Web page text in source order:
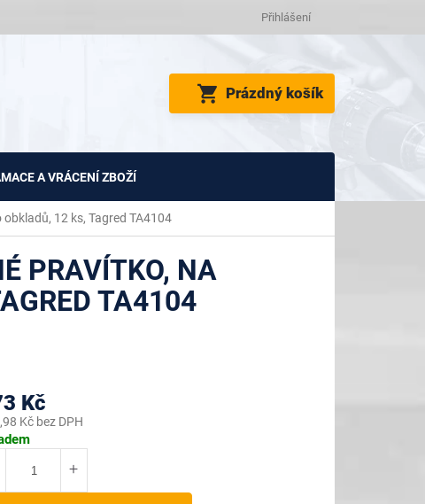
Přihlášení
NÁKUPNÍ
KOŠÍK
Prázdný košík
A VRÁCENÍ ZBOŽÍ
12 ks, Tagred TA4104
PRAVÍTKO, NA
TA4104
Kč
Kč bez DPH